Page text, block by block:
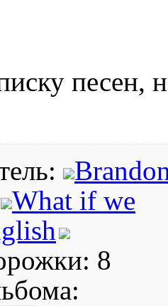
песен,
What if we
8